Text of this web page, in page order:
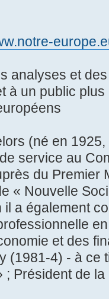
analyses et
à un public
(né en
service au
du Premier
« Nouvelle
il a également
et des
(1981-4) - à ce
; Président de